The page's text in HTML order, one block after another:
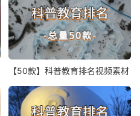
【50款】科普教育排名视频素材